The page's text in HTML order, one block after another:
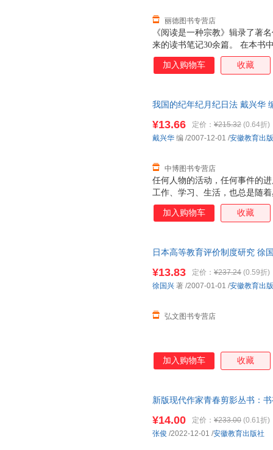
《阅读是一种宗教》辑录了著
来的读书笔记30余篇。 在本书
展开的“文学地图”，笔涉安徒
妥耶夫斯基、马尔克斯、纳博
于冷静处见激情，于平实处见
现十分有力的证词。
丽德图书专营店
加入购物车 收藏
我国的纪年纪月纪日法 戴兴华
任何人物的活动，任何事件的
工作、学习、生活，也总是随
时间问题，都关系着年、月、
备我们日后的考察和回顾。 历
年代学的知识，那是很困难?；
中国有几千年的历史，流传的
纪年方法各自有异，历朝的历
¥13.66 定价： ¥215.32 (0.64折)
中博图书专营店
戴兴华 编 /2007-12-01 /安徽教育出
加入购物车 收藏
日本高等教育评价制度研究 徐
¥13.83 定价： ¥237.24 (0.59折)
弘文图书专营店
徐国兴 著 /2007-01-01 /安徽教育出
加入购物车 收藏
新版现代作家青春剪影丛书：
¥14.00 定价： ¥233.00 (0.61折)
张俊 /2022-12-01 /安徽教育出版社